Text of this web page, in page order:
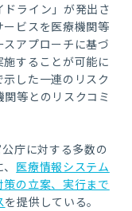
ライン」が発出さ
ビスを医療機関等
アプローチに基づ
することが可能に
した一連のリスク
等とのリスクコミ
庁に対する多数の
医療情報システム
の立案、実行まで
を提供している。